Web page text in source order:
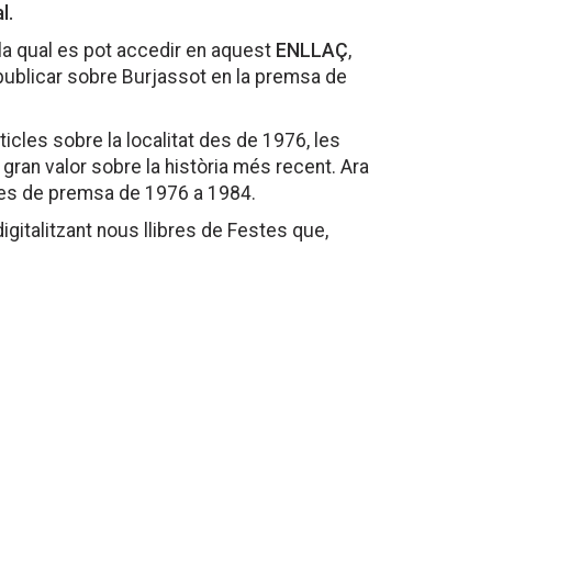
qual es pot accedir en aquest ENLLAÇ,
sobre Burjassot en la premsa de
sobre la localitat des de 1976, les
valor sobre la història més recent. Ara
de premsa de 1976 a 1984.
nous llibres de Festes que,